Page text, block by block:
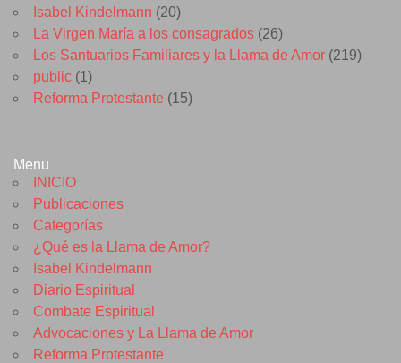
Isabel Kindelmann (20)
La Virgen María a los consagrados (26)
Los Santuarios Familiares y la Llama de Amor (219)
public (1)
Reforma Protestante (15)
Menu
INICIO
Publicaciones
Categorías
¿Qué es la Llama de Amor?
Isabel Kindelmann
Diario Espiritual
Combate Espiritual
Advocaciones y La Llama de Amor
Reforma Protestante